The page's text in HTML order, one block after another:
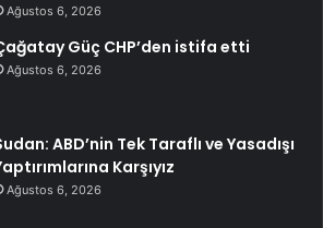
Ağustos 6, 2026
Güç CHP’den istifa etti
Ağustos 6, 2026
ABD’nin Tek Taraflı ve Yasadışı
Karşıyız
Ağustos 6, 2026